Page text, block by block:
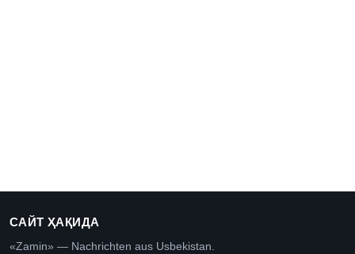
САЙТ ҲАҚИДА
«Zamin» — Nachrichten aus Usbekistan.